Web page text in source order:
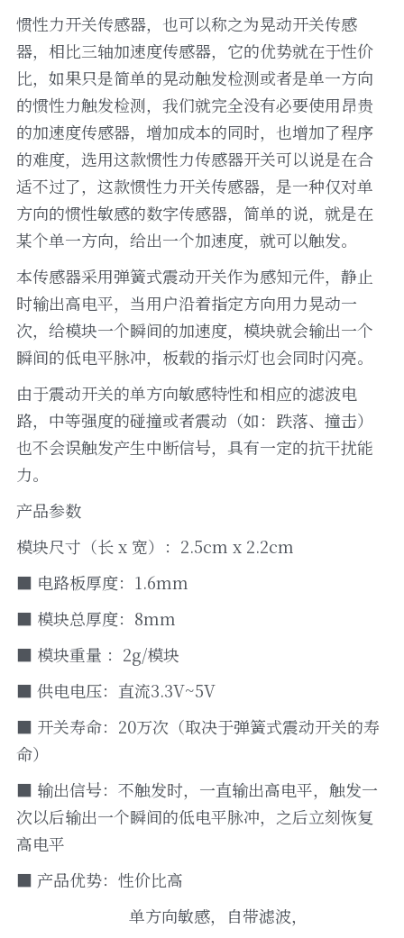
惯性力开关传感器，也可以称之为晃动开关传感
器，相比三轴加速度传感器，它的优势就在于性价
比，如果只是简单的晃动触发检测或者是单一方向
的惯性力触发检测，我们就完全没有必要使用昂贵
的加速度传感器，增加成本的同时，也增加了程序
的难度，选用这款惯性力传感器开关可以说是在合
适不过了，这款惯性力开关传感器，是一种仅对单
方向的惯性敏感的数字传感器，简单的说，就是在
某个单一方向，给出一个加速度，就可以触发。
本传感器采用弹簧式震动开关作为感知元件，静止
时输出高电平，当用户沿着指定方向用力晃动一
次，给模块一个瞬间的加速度，模块就会输出一个
瞬间的低电平脉冲，板载的指示灯也会同时闪亮。
由于震动开关的单方向敏感特性和相应的滤波电
路，中等强度的碰撞或者震动（如：跌落、撞击）
也不会误触发产生中断信号，具有一定的抗干扰能
力。
产品参数
模块尺寸（长 x 宽）：2.5cm x 2.2cm
■ 电路板厚度：1.6mm
■ 模块总厚度：8mm
■ 模块重量 ：2g/模块
■ 供电电压：直流3.3V~5V
■ 开关寿命：20万次（取决于弹簧式震动开关的寿
命）
■ 输出信号：不触发时，一直输出高电平，触发一
次以后输出一个瞬间的低电平脉冲，之后立刻恢复
高电平
■ 产品优势：性价比高
单方向敏感，自带滤波，